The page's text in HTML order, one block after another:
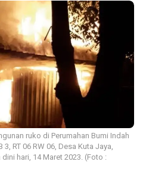
ruko di Perumahan Bumi Indah
3, RT 06 RW 06, Desa Kuta Jaya,
hari, 14 Maret 2023. (Foto :